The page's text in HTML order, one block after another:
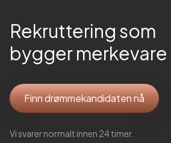
Rekruttering som
bygger merkevare
Finn drømmekandidaten nå
Vi svarer normalt innen 24 timer.